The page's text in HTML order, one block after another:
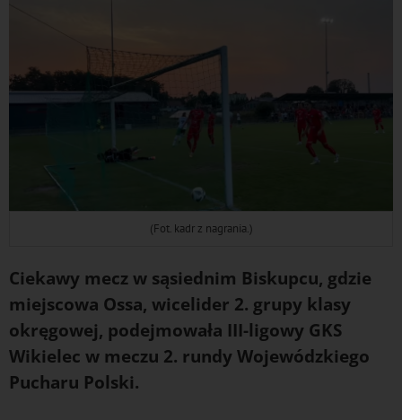
(Fot. kadr z nagrania.)
Ciekawy mecz w sąsiednim Biskupcu, gdzie
miejscowa Ossa, wicelider 2. grupy klasy
okręgowej, podejmowała III-ligowy GKS
Wikielec w meczu 2. rundy Wojewódzkiego
Pucharu Polski.